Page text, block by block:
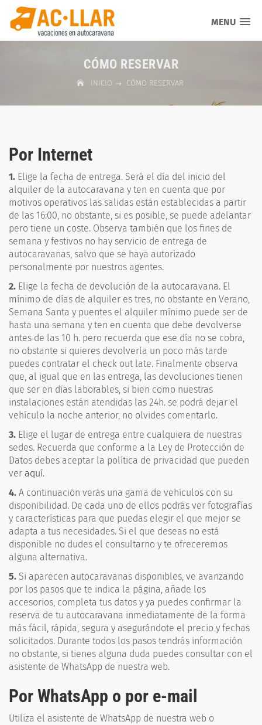
MENU
CÓMO RESERVAR
INICIO CÓMO RESERVAR
Por Internet
1. Elige la fecha de entrega. Será el día del inicio del
alquiler de la autocaravana y ten en cuenta que por
motivos operativos las salidas están establecidas a partir
de las 16:00, no obstante, si es posible, se puede adelantar
pero tiene un coste. Observa también que los fines de
semana y festivos no hay servicio de entrega de
autocaravanas, salvo que se haya autorizado
personalmente por nuestros agentes.
2. Elige la fecha de devolución de la autocaravana. El
mínimo de días de alquiler es tres, no obstante en Verano,
Semana Santa y puentes el alquiler mínimo puede ser de
hasta una semana y ten en cuenta que debe devolverse
antes de las 10 h. pero recuerda que ese día no se cobra,
no obstante si quieres devolverla un poco más tarde
puedes contratar el check out late. Finalmente observa
que, al igual que en las entrega, las devoluciones tienen
que ser en días laborables, si bien como nuestras
instalaciones están atendidas las 24h. se podrá dejar el
vehículo la noche anterior, no olvides comentarlo.
3. Elige el lugar de entrega entre cualquiera de nuestras
sedes. Recuerda que conforme a la Ley de Protección de
Datos debes aceptar la política de privacidad que pueden
ver aquí.
4. A continuación verás una gama de vehículos con su
disponibilidad. De cada uno de ellos podrás ver fotografías
y características para que puedas elegir el que mejor se
adapta a tus necesidades. Si el que deseas no está
disponible no dudes el consultarno y te ofreceremos
alguna alternativa.
5. Si aparecen autocaravanas disponibles, ve avanzando
por los pasos que te indica la página, añade los
accesorios, completa tus datos y ya puedes confirmar la
reserva de tu autocaravana inmediatamente de la forma
más fácil, rápida, segura y asegurándote el precio y fechas
solicitados. Durante todos los pasos tendrás información
no obstante, si tienes alguna duda puedes consultar con el
asistente de WhatsApp de nuestra web.
Por WhatsApp o por e-mail
Utiliza el asistente de WhatsApp de nuestra web o